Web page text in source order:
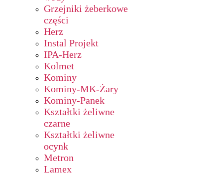
Grzejniki żeberkowe
części
Herz
Instal Projekt
IPA-Herz
Kolmet
Kominy
Kominy-MK-Żary
Kominy-Panek
Kształtki żeliwne
czarne
Kształtki żeliwne
ocynk
Metron
Lamex